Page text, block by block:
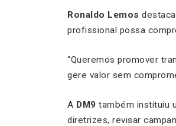
Ronaldo Lemos
profissional possa
“Queremos promover
gere valor sem
A DM9 também instituiu
diretrizes, revisar